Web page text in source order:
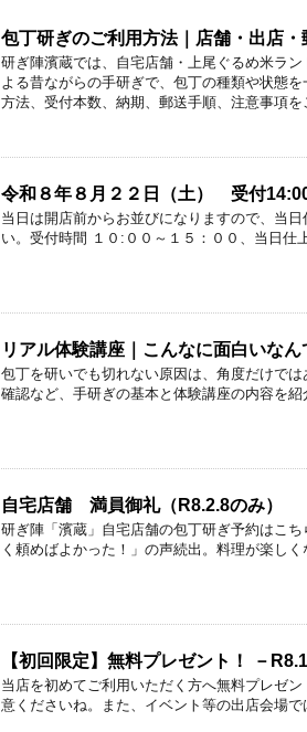
包丁研ぎのご利用方法｜店舗・出店
研ぎ陣濱蔵では、自宅店舗・上尾ぐるめ米ラ
よる昔ながらの手研ぎで、包丁の種類や状態
方法、受付本数、納期、郵送手順、注意事項
令和８年８月２２日（土） 受付
当日は開店前からお並びになりますので、当
い。受付時間 １０:００～１５：００、当日仕
リアル体験講座｜こんなに面白いな
包丁を研いでも切れない原因は、角度だけで
確認など、手研ぎの基本と体験講座の内容を紹
自宅店舗 満員御礼（R8.2.8のみ）
研ぎ陣「濱蔵」自宅店舗の包丁研ぎ予約はこ
く頼めばよかった！」の声続出。料理が楽しく
【初回限定】無料プレゼント！ －
当店を初めてご利用いただく方へ無料プレゼ
意くださいね。また、イベント等の出店会場で